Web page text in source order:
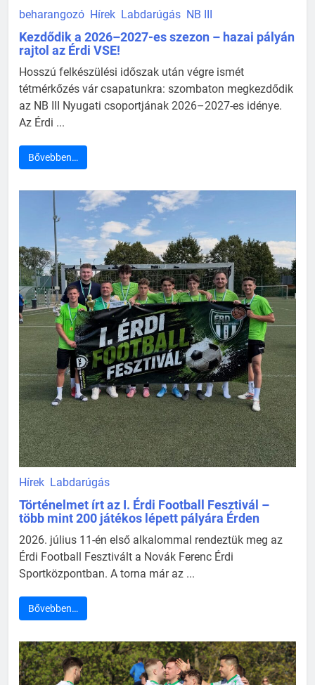
beharangozó Hírek Labdarúgás NB III
Kezdődik a 2026–2027-es szezon – hazai pályán
rajtol az Érdi VSE!
Hosszú felkészülési időszak után végre ismét
tétmérkőzés vár csapatunkra: szombaton megkezdődik
az NB III Nyugati csoportjának 2026–2027-es idénye.
Az Érdi ...
Bővebben…
Hírek Labdarúgás
Történelmet írt az I. Érdi Football Fesztivál –
több mint 200 játékos lépett pályára Érden
2026. július 11-én első alkalommal rendeztük meg az
Érdi Football Fesztivált a Novák Ferenc Érdi
Sportközpontban. A torna már az ...
Bővebben…